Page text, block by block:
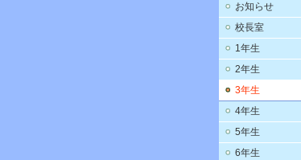
お知らせ
校長室
1年生
2年生
3年生
4年生
5年生
6年生